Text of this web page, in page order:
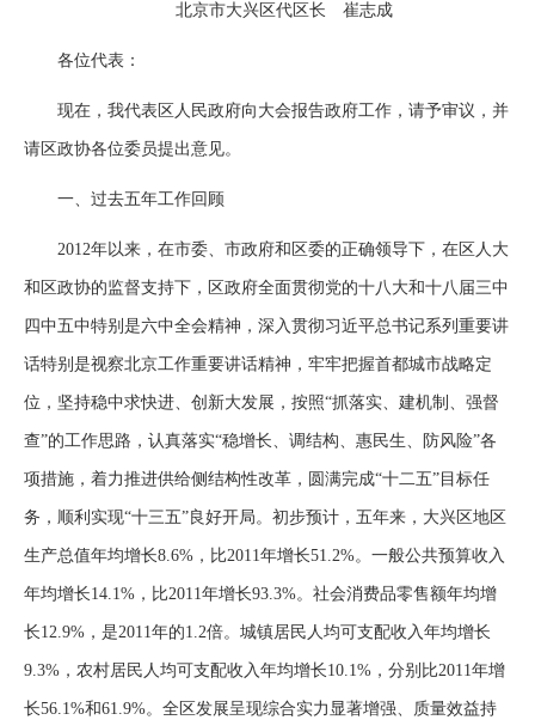
北京市大兴区代区长 崔志成
各位代表：
现在，我代表区人民政府向大会报告政府工作，请予审议，并
请区政协各位委员提出意见。
一、过去五年工作回顾
2012年以来，在市委、市政府和区委的正确领导下，在区人大
和区政协的监督支持下，区政府全面贯彻党的十八大和十八届三中
四中五中特别是六中全会精神，深入贯彻习近平总书记系列重要讲
话特别是视察北京工作重要讲话精神，牢牢把握首都城市战略定
位，坚持稳中求快进、创新大发展，按照“抓落实、建机制、强督
查”的工作思路，认真落实“稳增长、调结构、惠民生、防风险”各
项措施，着力推进供给侧结构性改革，圆满完成“十二五”目标任
务，顺利实现“十三五”良好开局。初步预计，五年来，大兴区地区
生产总值年均增长8.6%，比2011年增长51.2%。一般公共预算收入
年均增长14.1%，比2011年增长93.3%。社会消费品零售额年均增
长12.9%，是2011年的1.2倍。城镇居民人均可支配收入年均增长
9.3%，农村居民人均可支配收入年均增长10.1%，分别比2011年增
长56.1%和61.9%。全区发展呈现综合实力显著增强、质量效益持